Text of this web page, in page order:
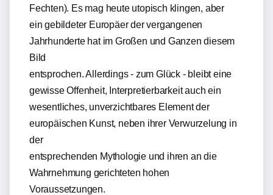
Fechten). Es mag heute utopisch klingen, aber
ein gebildeter Europäer der vergangenen
Jahrhunderte hat im Großen und Ganzen diesem
Bild
entsprochen. Allerdings - zum Glück - bleibt eine
gewisse Offenheit, Interpretierbarkeit auch ein
wesentliches, unverzichtbares Element der
europäischen Kunst, neben ihrer Verwurzelung in
der
entsprechenden Mythologie und ihren an die
Wahrnehmung gerichteten hohen
Voraussetzungen.